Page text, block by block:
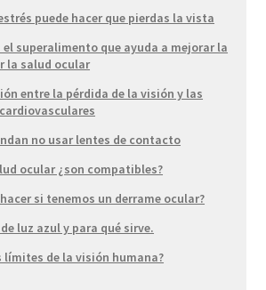
puede hacer que pierdas la vista
superalimento que ayuda a mejorar la
la salud ocular
entre la pérdida de la visión y las
no usar lentes de contacto
ocular ¿son compatibles?
si tenemos un derrame ocular?
luz azul y para qué sirve.
límites de la visión humana?